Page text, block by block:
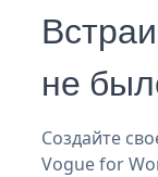
не
Создайте
Vogue for